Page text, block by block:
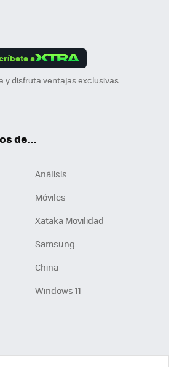
a
y disfruta ventajas exclusivas
de...
Análisis
Móviles
Xataka Movilidad
Samsung
China
Windows 11